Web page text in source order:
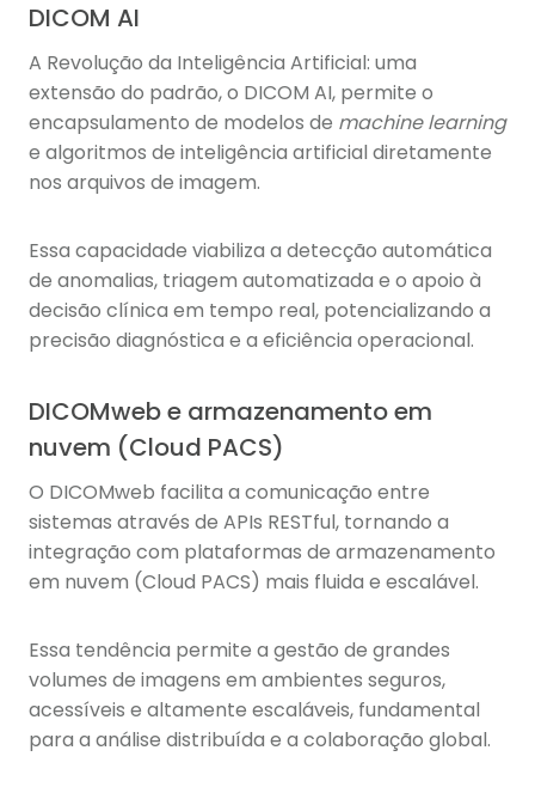
DICOM AI
A Revolução da Inteligência Artificial: uma
extensão do padrão, o DICOM AI, permite o
encapsulamento de modelos de machine learning
e algoritmos de inteligência artificial diretamente
nos arquivos de imagem.
Essa capacidade viabiliza a detecção automática
de anomalias, triagem automatizada e o apoio à
decisão clínica em tempo real, potencializando a
precisão diagnóstica e a eficiência operacional.
DICOMweb e armazenamento em
nuvem (Cloud PACS)
O DICOMweb facilita a comunicação entre
sistemas através de APIs RESTful, tornando a
integração com plataformas de armazenamento
em nuvem (Cloud PACS) mais fluida e escalável.
Essa tendência permite a gestão de grandes
volumes de imagens em ambientes seguros,
acessíveis e altamente escaláveis, fundamental
para a análise distribuída e a colaboração global.